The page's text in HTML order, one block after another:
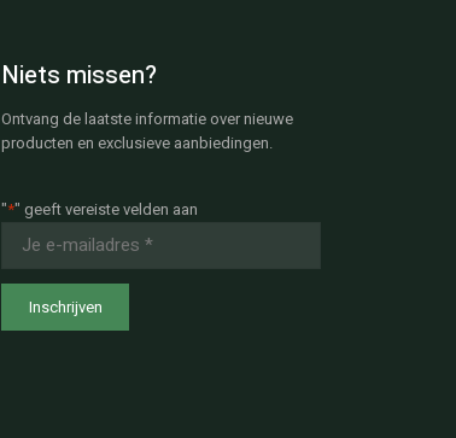
Niets missen?
Ontvang de laatste informatie over nieuwe
producten en exclusieve aanbiedingen.
"*" geeft vereiste velden aan
mailadres
*